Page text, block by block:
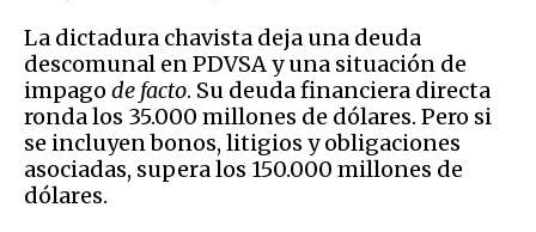
La dictadura chavista deja una deuda
descomunal en PDVSA y una situación de
impago de facto. Su deuda financiera directa
ronda los 35.000 millones de dólares. Pero si
se incluyen bonos, litigios y obligaciones
asociadas, supera los 150.000 millones de
dólares.